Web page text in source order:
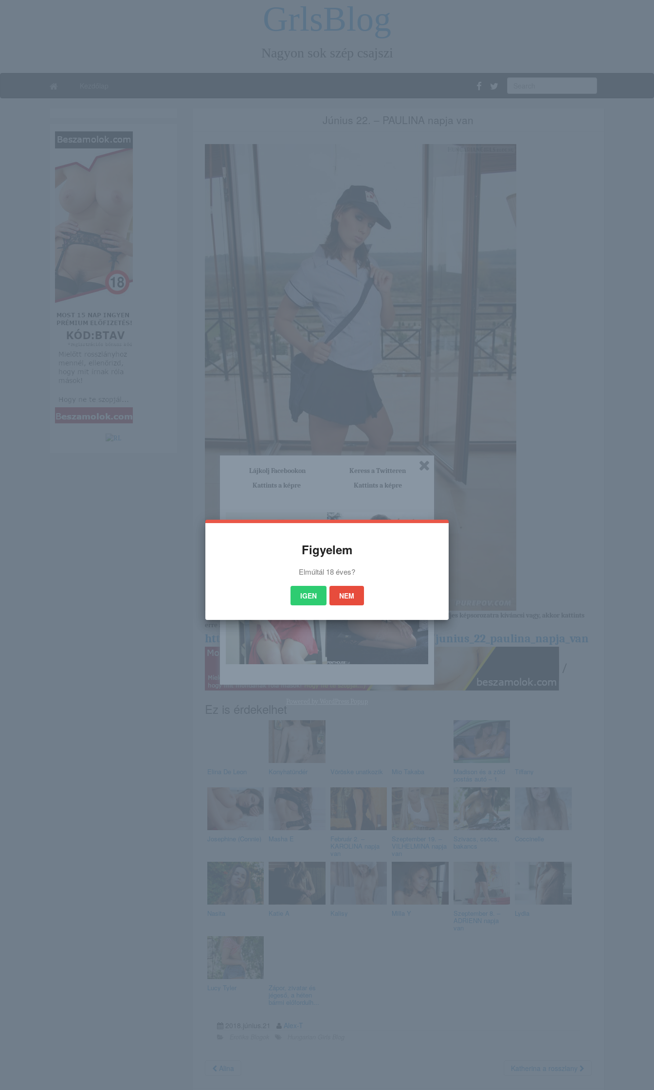
erre a linkre: -:-
http://hungariangirls.blog.hu/2018/06/22/junius_22_paulina_napja_van
Ez is érdekelhet
Elina De Leon Konyhatündér Vöröske unatkozik Mio Takaba Madison és a zöld
postás autó – 1.
Tiffany
Josephine (Connie) Masha E Február 2. –
KAROLINA napja
van
Szeptember 19. –
VILHELMINA napja
van
Szivacs, csöcs,
bakancs
Coccinelle
Nasita Katie A Kalisy Milla Y Szeptember 8. –
ADRIENN napja
van
Lydia
Lucy Tyler Zápor, zivatar és
jégeső, a héten
bármi előfordulh...
Alex-T
Alina Katherina a rosszlany
Lájkolj Facebookon
Kattints a képre
Keress a Twitteren
Kattints a képre
Figyelem
Elmúltál 18 éves?
IGEN NEM